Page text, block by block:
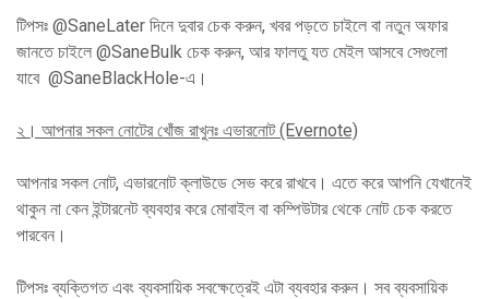
টিপসঃ @SaneLater দিনে দুবার চেক করুন, খবর পড়তে চাইলে বা নতুন অফার
জানতে চাইলে @SaneBulk চেক করুন, আর ফালতু যত মেইল আসবে সেগুলো
যাবে @SaneBlackHole-এ।
২। আপনার সকল নোটের খোঁজ রাখুনঃ এভারনোট (Evernote)
আপনার সকল নোট, এভারনোট ক্লাউডে সেভ করে রাখবে। এতে করে আপনি যেখানেই
থাকুন না কেন ইন্টারনেট ব্যবহার করে মোবাইল বা কম্পিউটার থেকে নোট চেক করতে
পারবেন।
টিপসঃ ব্যক্তিগত এবং ব্যবসায়িক সবক্ষেত্রেই এটা ব্যবহার করুন। সব ব্যবসায়িক